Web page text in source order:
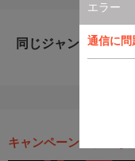
エラー
通信に
同じジャンルのおす
キャンペーン・お得な